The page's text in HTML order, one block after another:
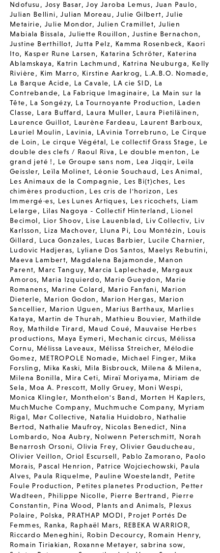
Ndofusu , Josy Basar,Joy Jaroba Lemus, Juan Paulo,
Julian Bellini,Julian Moreau ,Julie Gilbert,Julie
Metairie,Julie Mondor, Julien Cramillet, Julien
Mabiala Bissala, Juliette Rouillon ,Justine Bernachon,
Justine Berthillot,Jutta Pelz, Kamma Rosenbeck, Kaori
Ito, Kasper Rune Larsen, Katarina Schröter, Katerina
Ablamskaya, Katrin Lachmund , Katrina Neuburga, Kelly
Rivière, Kim Marro, Kirstine Aarkrog, L.A.B.O. Nomade,
La Barque Acide, La Cavale, LA cie SID, La
Contrebande, La Fabrique Imaginaire, La Main sur la
Tête, La Songézy, La Tournoyante Production, Laden
Classe, Lara Buffard, Laura Muller, Laura Pietiläinen,
Laurence Guillot, Laurène Fardeau, Laurent Barboux,
Lauriel Moulin , Lavinia, LAvinia Torrebruno, Le Cirque
de Loin , Le cirque Végétal, Le collectif Grass Stage, Le
double des clefs / Raoul Riva , Le double menton , Le
grand jeté ! , Le Groupe sans nom , Lea Jiqqir, Leila
Geissler, Leïla Molinet, Léonie Souchaud, Les Animal,
Les Animaux de la Compagnie, Les Bi(t)ches, Les
chimères production , Les cris de l'horizon , Les
Immergé·es, Les Lunes Artiques, Les ricochets, Liam
Lelarge, Lilas Nagoya - Collectif Hinterland , Lionel
Becimol, Lior Shoov, Lise Lauenblad, Liv Collectiv, Liv
Karlsson, Liza Machover, Lluna Pi, Lou Montézin , Louis
Gillard , Luca Gonzales, Lucas Barbier, Lucile Charnier,
Ludovic Hadjeras, Lyliane Dos Santos, Maelys Rebutini,
Maeva Lambert, Magdalena Bajamonde, Manon
Parent, Marc Tanguy, Marcia Laplechade, Margaux
Amoros, Maria Izquierdo, Marie Gueydon, Marie
Romanens, Marine Colard, Mario Fanfani, Marion
Dieterle, Marion Godon , Marion Hergas, Marion
Sancellier, Marion Uguen , Marius Barthaux, Marlies
Kataya, Martin de Thurah , Mathieu Bouvier, Mathilde
Roy, Mathilde Tirard, Maud Coué, Mauvaise Herbes
productions, Maya Eymeri, Mechanic circus, Mélissa
Cornu, Mélissa Laveaux, Mélissa Streicher, Mélodie
Gomez, METROPOLE Nomade, Michael Finger, Mika
Forsling, Mika Kaski, Mila Bisbrouck, Milena & Milena,
Milena Bonilla , Mira Ceti, Miraï Moriyama, Miriam de
Sela , Moa A. Prescott, Molly Gruey, Moni Wespi,
Monica Klingler, Monthelon's Band, Morten H Kaplers,
MuchMuche Company, Muchmuche Company, Myriam
Rigal, Mør Collective,Natalia Huidobro,Nathalie
Bertod,Nathalie Maufroy,Nicolas Benedict, Nina
Lombardo,Noa Aubry,Nolwenn Peterschmitt,Norah
Benarrosh Orsoni,Olivia Frey,Olivier Gauducheau ,
Olivier Veillon, Oriol Escursell, Pablo Zamorano, Paolo
Morais, Pascal Henrion , Patrice Wojciechowski, Paula
Alves, Paula Riquelme, Pauline Woestelandt, Petite
Foule Production, Petites planetes Production, Petter
Wadteen , Philippe Nicolle, Pierre Bertrand , Pierre
Constantin, Pina Wood, Plants and Animals, Plexus
Polaire, Polska, PRATHAP MODI , Projet Portés De
Femmes, Ranka, Raphaël Mars, REBEKA WARRIOR,
Riccardo Meneghini, Robin Decourcy, Romain Henry,
Romain Tiriakian, Roxanne Metayer,sabrina sow,